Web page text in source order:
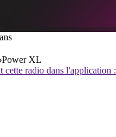
Power XL
cette radio dans l'application :